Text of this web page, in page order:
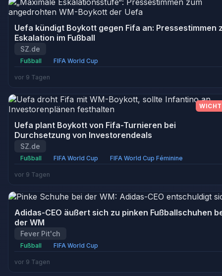
Uefa kündigt Boykott gegen Fifa an: Pressestimmen
Eskalation im Fußball
SZ.de
Fußball FIFA World Cup
vor 9 Tagen
Uefa plant Boykott von Fifa-Turnieren bei
Durchsetzung von Investorendeals
SZ.de
Fußball FIFA World Cup FIFA World Cup Féminine
vor 9 Tagen
Adidas-CEO äußert sich zu pinken Fußballschuhen
der WM
Fever Pit'ch
Fußball FIFA World Cup
vor 9 Tagen